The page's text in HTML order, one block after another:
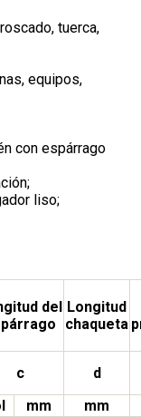
tuerca,
equipos,
con espárrago
liso;
del Longitud
chaqueta
c
d
mm
mm